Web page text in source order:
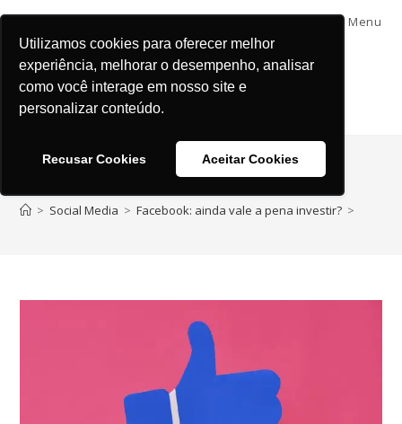
Utilizamos cookies para oferecer melhor
experiência, melhorar o desempenho, analisar
como você interage em nosso site e
personalizar conteúdo.
Recusar Cookies Aceitar Cookies
Menu
> Social Media > Facebook: ainda vale a pena investir? >